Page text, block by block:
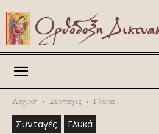
Αρχική Συνταγές Γλυκά
Συνταγές Γλυκά